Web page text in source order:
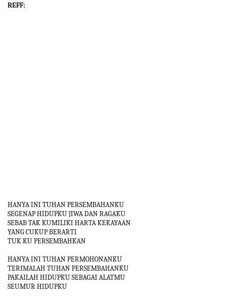
REFF:
HANYA INI TUHAN PERSEMBAHANKU
SEGENAP HIDUPKU JIWA DAN RAGAKU
SEBAB TAK KUMILIKI HARTA KEKAYAAN
YANG CUKUP BERARTI
TUK KU PERSEMBAHKAN
HANYA INI TUHAN PERMOHONANKU
TERIMALAH TUHAN PERSEMBAHANKU
PAKAILAH HIDUPKU SEBAGAI ALATMU
SEUMUR HIDUPKU